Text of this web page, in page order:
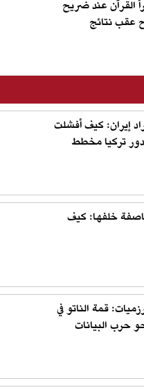
القرآن عند ضريح
عقب نتائج
إيران: كيف أفشلت
تركيا مخطط
خلفها: كيف
قمة الناتو في
حرب البيانات